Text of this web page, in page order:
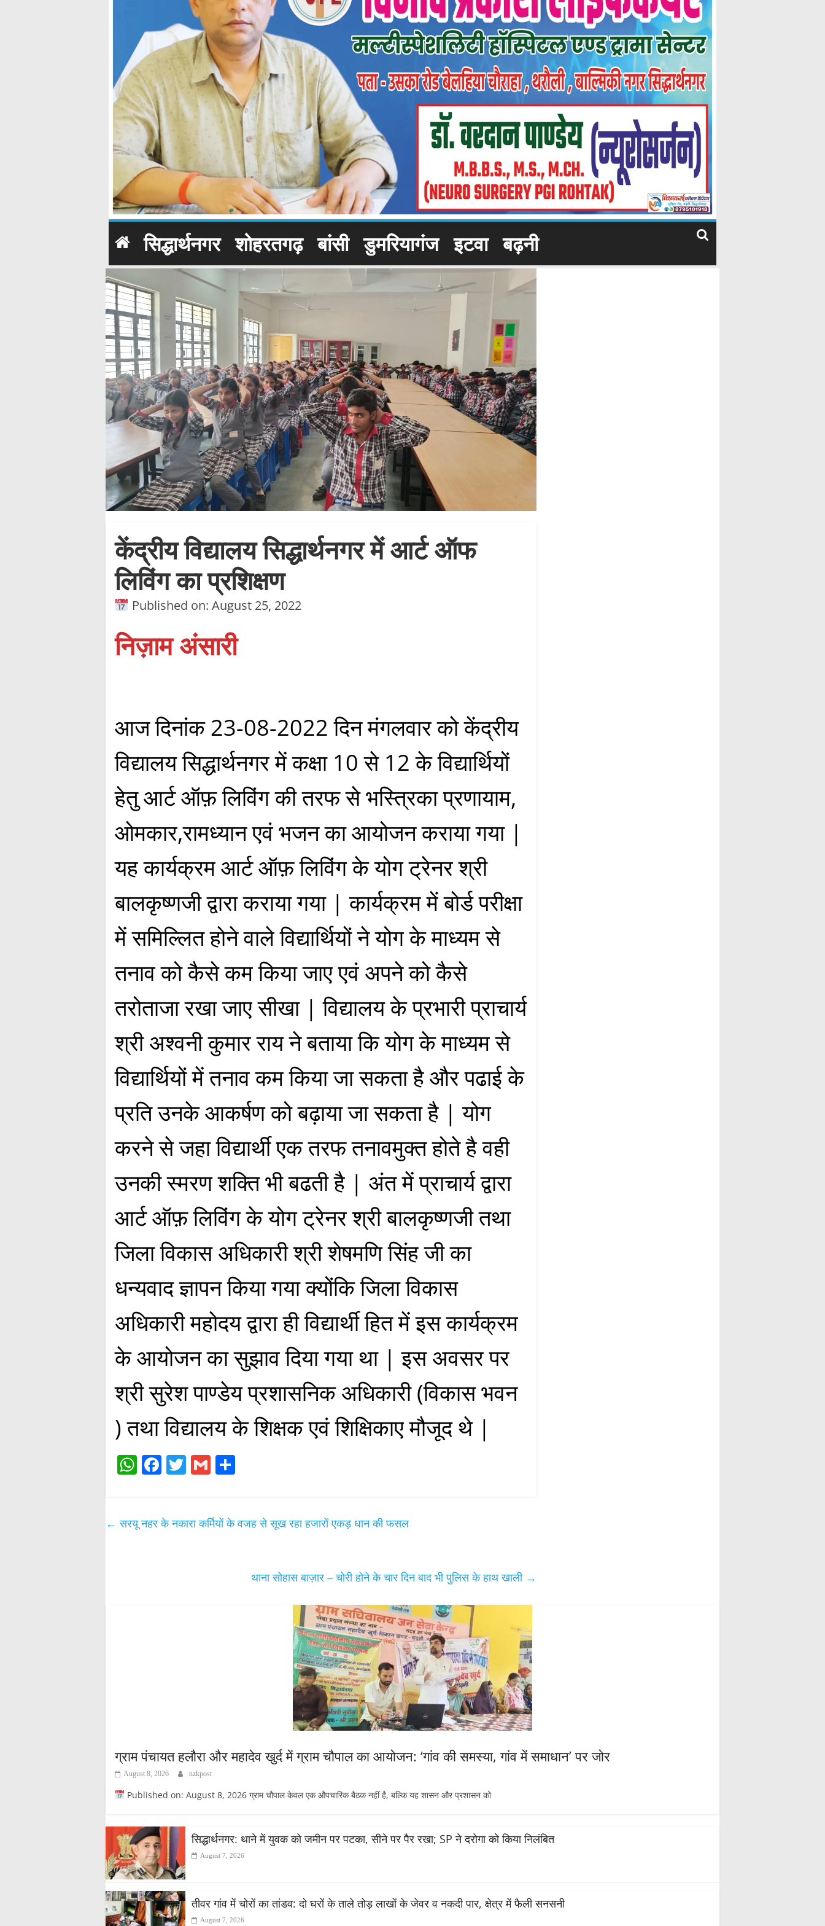
सिद्धार्थनगर शोहरतगढ़ बांसी डुमरियागंज इटवा बढ़नी
केंद्रीय विद्यालय सिद्धार्थनगर में आर्ट ऑफ
लिविंग का प्रशिक्षण
Published on: August 25, 2022
निज़ाम अंसारी
आज दिनांक 23-08-2022 दिन मंगलवार को केंद्रीय
विद्यालय सिद्धार्थनगर में कक्षा 10 से 12 के विद्यार्थियों
हेतु आर्ट ऑफ़ लिविंग की तरफ से भस्त्रिका प्रणायाम,
ओमकार,रामध्यान एवं भजन का आयोजन कराया गया |
यह कार्यक्रम आर्ट ऑफ़ लिविंग के योग ट्रेनर श्री
बालकृष्णजी द्वारा कराया गया | कार्यक्रम में बोर्ड परीक्षा
में समिल्लित होने वाले विद्यार्थियों ने योग के माध्यम से
तनाव को कैसे कम किया जाए एवं अपने को कैसे
तरोताजा रखा जाए सीखा | विद्यालय के प्रभारी प्राचार्य
श्री अश्वनी कुमार राय ने बताया कि योग के माध्यम से
विद्यार्थियों में तनाव कम किया जा सकता है और पढाई के
प्रति उनके आकर्षण को बढ़ाया जा सकता है | योग
करने से जहा विद्यार्थी एक तरफ तनावमुक्त होते है वही
उनकी स्मरण शक्ति भी बढती है | अंत में प्राचार्य द्वारा
आर्ट ऑफ़ लिविंग के योग ट्रेनर श्री बालकृष्णजी तथा
जिला विकास अधिकारी श्री शेषमणि सिंह जी का
धन्यवाद ज्ञापन किया गया क्योंकि जिला विकास
अधिकारी महोदय द्वारा ही विद्यार्थी हित में इस कार्यक्रम
के आयोजन का सुझाव दिया गया था | इस अवसर पर
श्री सुरेश पाण्डेय प्रशासनिक अधिकारी (विकास भवन
) तथा विद्यालय के शिक्षक एवं शिक्षिकाए मौजूद थे |
W
A
Fa
ok
T
r
G
← सरयू नहर के नकारा कर्मियों के वजह से सूख रहा हजारों एकड़ धान की फसल
थाना सोहास बाज़ार – चोरी होने के चार दिन बाद भी पुलिस के हाथ खाली →
ग्राम पंचायत हलौरा और महादेव खुर्द में ग्राम चौपाल का आयोजन: ‘गांव की समस्या, गांव में समाधान’ पर जोर
August 8, 2026 nzkpost
Published on: August 8, 2026 ग्राम चौपाल केवल एक औपचारिक बैठक नहीं है, बल्कि यह शासन और प्रशासन को
सिद्धार्थनगर: थाने में युवक को जमीन पर पटका, सीने पर पैर रखा; SP ने दरोगा को किया निलंबित
August 7, 2026
तीवर गांव में चोरों का तांडव: दो घरों के ताले तोड़ लाखों के जेवर व नकदी पार, क्षेत्र में फैली सनसनी
August 7, 2026